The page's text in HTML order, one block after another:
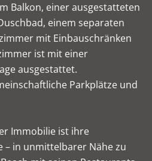
Balkon, einer ausgestatteten
einem separaten
mit Einbauschränken
ist mit einer
ausgestattet.
Parkplätze und
Immobilie ist ihre
– in unmittelbarer Nähe zu